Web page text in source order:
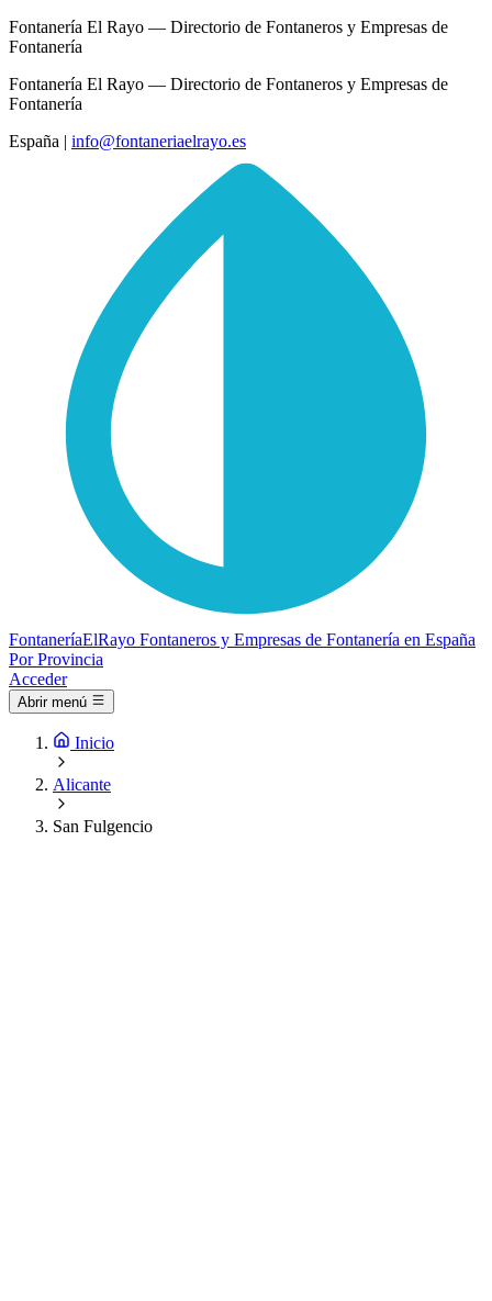
Fontanería El Rayo — Directorio de Fontaneros y Empresas de
Fontanería
Fontanería El Rayo — Directorio de Fontaneros y Empresas de
Fontanería
España | info@fontaneriaelrayo.es
FontaneríaElRayo Fontaneros y Empresas de Fontanería en España
Por Provincia
Acceder
Abrir menú
Inicio
Alicante
San Fulgencio